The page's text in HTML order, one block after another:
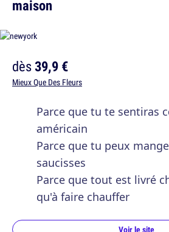
maison
dès39,9 €
Mieux Que Des Fleurs
Parce que tu te sentiras
américain
Parce que tu peux
saucisses
Parce que tout est livré
qu'à faire chauffer
Voir le site